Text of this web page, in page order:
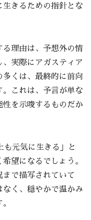
きるための指針とな
理由は、予想外の情
実際にアガスティア
くは、最終的に前向
これは、予言が単な
を示唆するものだか
も元気に生きる」と
望になるでしょう。
で描写されていて
なく、穏やかで温かみ